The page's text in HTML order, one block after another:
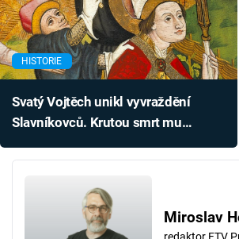
HISTORIE
Svatý Vojtěch unikl vyvraždění
Slavníkovců. Krutou smrt mu
Miroslav